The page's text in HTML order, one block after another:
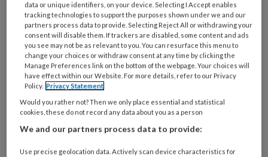
Wil je dit artikel lezen?
Neem een maandabonnement op TVV
voor maar €6,- per maand!
Onbeperkt alle premium artikelen lezen
Verdien accreditatiepunten met TVV
Check
data or unique identifiers, on your device. Selecting I Accept enables
tracking technologies to support the purposes shown under we and our
partners process data to provide. Selecting Reject All or withdrawing your
consent will disable them. If trackers are disabled, some content and ads
you see may not be as relevant to you. You can resurface this menu to
change your choices or withdraw consent at any time by clicking the
Manage Preferences link on the bottom of the webpage. Your choices will
have effect within our Website. For more details, refer to our Privacy
Policy. Privacy Statement
Would you rather not? Then we only place essential and statistical
cookies, these do not record any data about you as a person
We and our partners process data to provide:
Use precise geolocation data. Actively scan device characteristics for